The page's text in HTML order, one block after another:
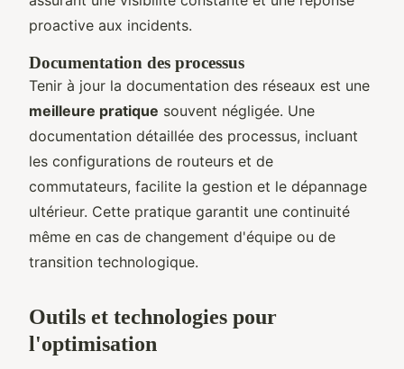
proactive aux incidents.
Documentation des processus
Tenir à jour la documentation des réseaux est une
meilleure pratique souvent négligée. Une
documentation détaillée des processus, incluant
les configurations de routeurs et de
commutateurs, facilite la gestion et le dépannage
ultérieur. Cette pratique garantit une continuité
même en cas de changement d'équipe ou de
transition technologique.
Outils et technologies pour
l'optimisation